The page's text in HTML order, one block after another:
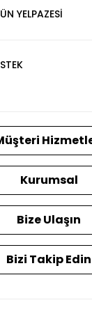
YELPAZESİ
Kurumsal
Bize Ulaşın
Bizi Takip Edin